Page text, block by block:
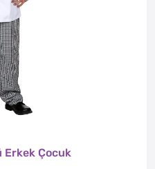
Erkek Çocuk